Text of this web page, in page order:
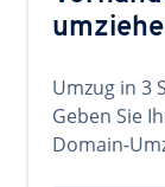
Umzug in 3
Geben Sie
Domain-